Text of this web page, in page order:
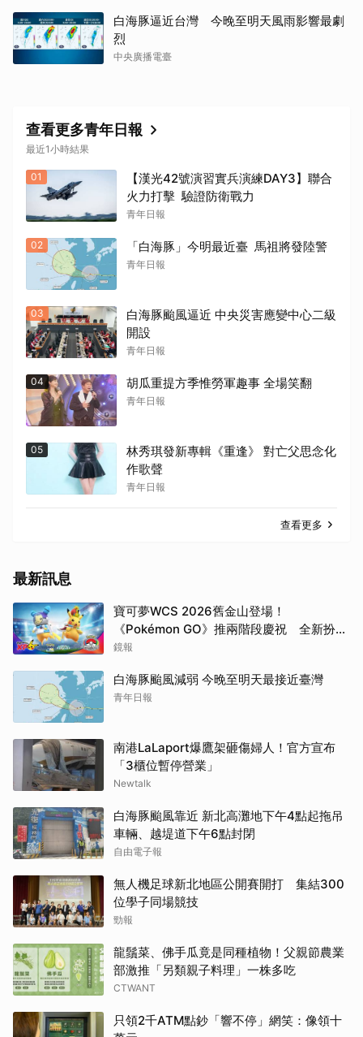
白海豚逼近台灣 今晚至明天風雨影響最劇
烈
中央廣播電臺
查看更多青年日報
最近1小時結果
01
【漢光42號演習實兵演練DAY3】聯合
火力打擊 驗證防衛戰力
青年日報
02 「白海豚」今明最近臺 馬祖將發陸警
青年日報
03
白海豚颱風逼近 中央災害應變中心二級
開設
青年日報
04 胡瓜重提方季惟勞軍趣事 全場笑翻
青年日報
05
林秀琪發新專輯《重逢》 對亡父思念化
作歌聲
青年日報
查看更多
最新訊息
寶可夢WCS 2026舊金山登場！
《Pokémon GO》推兩階段慶祝 全新扮裝
皮卡丘亮相
鏡報
白海豚颱風減弱 今晚至明天最接近臺灣
青年日報
南港LaLaport爆鷹架砸傷婦人！官方宣布
「3櫃位暫停營業」
Newtalk
白海豚颱風靠近 新北高灘地下午4點起拖吊
車輛、越堤道下午6點封閉
自由電子報
無人機足球新北地區公開賽開打 集結300
位學子同場競技
勁報
龍鬚菜、佛手瓜竟是同種植物！父親節農業
部激推「另類親子料理」一株多吃
CTWANT
只領2千ATM點鈔「響不停」網笑：像領十